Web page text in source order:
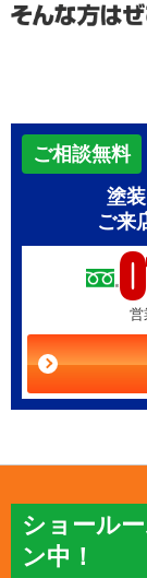
ご相談無料
塗
ご来
営
ショール
ン中！